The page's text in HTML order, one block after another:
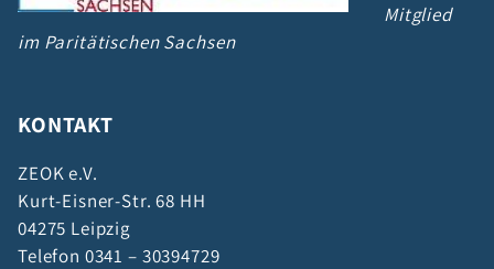
Mitglied
im Paritätischen Sachsen
KONTAKT
ZEOK e.V.
Kurt-Eisner-Str. 68 HH
04275 Leipzig
Telefon 0341 – 30394729